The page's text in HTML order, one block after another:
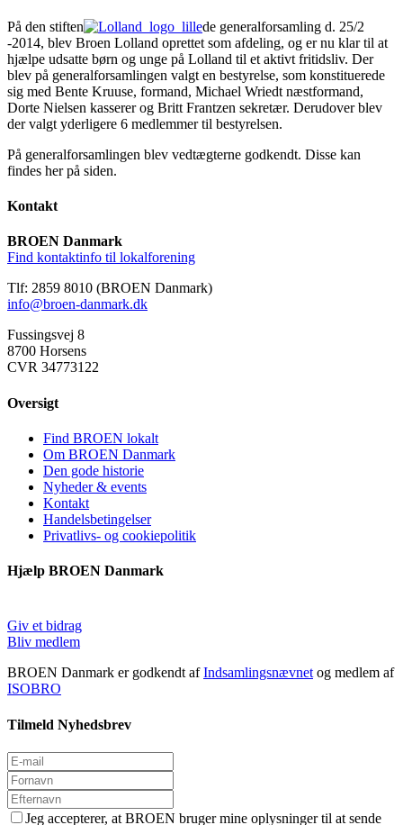
På den stiften
de generalforsamling d. 25/2
-2014, blev Broen Lolland oprettet som afdeling, og er nu klar til at
hjælpe udsatte børn og unge på Lolland til et aktivt fritidsliv. Der
blev på generalforsamlingen valgt en bestyrelse, som konstituerede
sig med Bente Kruuse, formand, Michael Wriedt næstformand,
Dorte Nielsen kasserer og Britt Frantzen sekretær. Derudover blev
der valgt yderligere 6 medlemmer til bestyrelsen.
På generalforsamlingen blev vedtægterne godkendt. Disse kan
findes her på siden.
Kontakt
BROEN Danmark
Find kontaktinfo til lokalforening
Tlf: 2859 8010 (BROEN Danmark)
info@broen-danmark.dk
Fussingsvej 8
8700 Horsens
CVR 34773122
Oversigt
Find BROEN lokalt
Om BROEN Danmark
Den gode historie
Nyheder & events
Kontakt
Handelsbetingelser
Privatlivs- og cookiepolitik
Hjælp BROEN Danmark
Giv et bidrag
Bliv medlem
BROEN Danmark er godkendt afIndsamlingsnævnetog medlem af
ISOBRO
Tilmeld Nyhedsbrev
Jeg accepterer, at BROEN bruger mine oplysninger til at sende